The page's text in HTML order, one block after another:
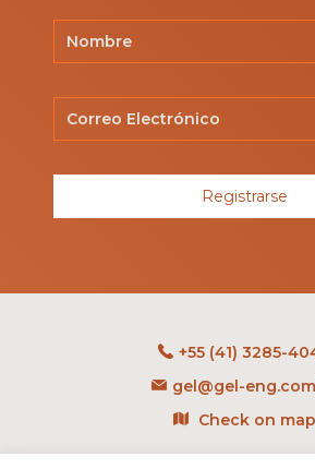
Registrarse
+55 (41) 3285-
gel@gel-
Check on map